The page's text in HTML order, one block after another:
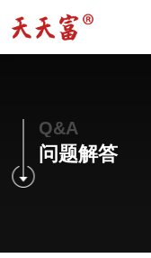
Q&A
问题解答